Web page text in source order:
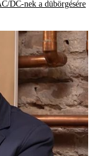
DC-nek a dübörgésére